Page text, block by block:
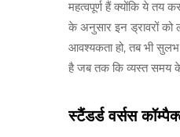
महत्वपूर्ण हैं क्योंकि ये तय
के अनुसार इन ड्रावरों को
आवश्यकता हो, तब भी
है जब तक कि व्यस्त समय के
स्टैंडर्ड वर्सस